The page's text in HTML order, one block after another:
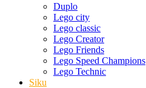
Duplo
Lego city
Lego classic
Lego Creator
Lego Friends
Lego Speed Champions
Lego Technic
Siku